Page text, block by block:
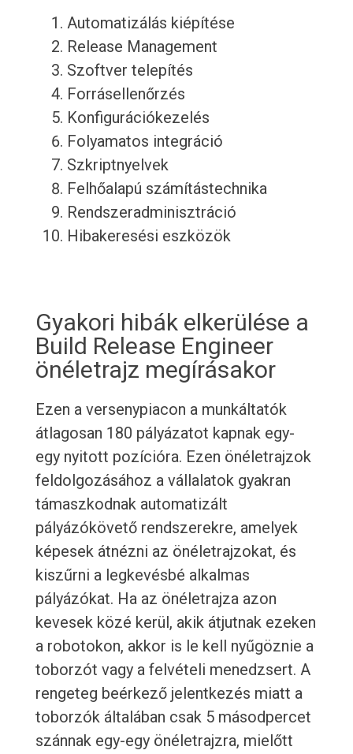
Automatizálás kiépítése
Release Management
Szoftver telepítés
Forrásellenőrzés
Konfigurációkezelés
Folyamatos integráció
Szkriptnyelvek
Felhőalapú számítástechnika
Rendszeradminisztráció
Hibakeresési eszközök
Gyakori hibák elkerülése a
Build Release Engineer
önéletrajz megírásakor
Ezen a versenypiacon a munkáltatók
átlagosan 180 pályázatot kapnak egy-
egy nyitott pozícióra. Ezen önéletrajzok
feldolgozásához a vállalatok gyakran
támaszkodnak automatizált
pályázókövető rendszerekre, amelyek
képesek átnézni az önéletrajzokat, és
kiszűrni a legkevésbé alkalmas
pályázókat. Ha az önéletrajza azon
kevesek közé kerül, akik átjutnak ezeken
a robotokon, akkor is le kell nyűgöznie a
toborzót vagy a felvételi menedzsert. A
rengeteg beérkező jelentkezés miatt a
toborzók általában csak 5 másodpercet
szánnak egy-egy önéletrajzra, mielőtt